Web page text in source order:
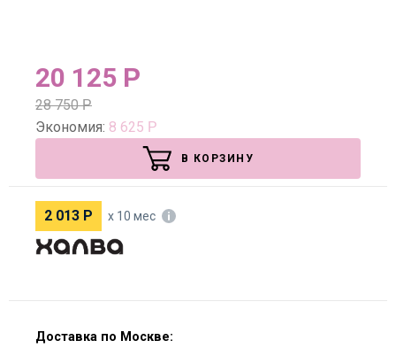
20 125 Р
28 750Р
Экономия: 8 625 Р
В КОРЗИНУ
2 013 Р х 10 мес
Доставка по Москве: